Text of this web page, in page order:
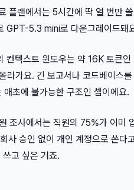
플랜에서는 5시간에 딱 열 번만
GPT-5.3 mini로 다운그레이드돼
컨텍스트 윈도우는 약 16K 토큰인
가요. 긴 보고서나 코드베이스를
초에 불가능한 구조인 셈이에요.
조사에서는 직원의 75%가 이미
사 승인 없이 개인 계정으로 쓴다
고 싶은 거죠.